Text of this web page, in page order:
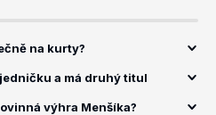
na kurty?
a má druhý titul
výhra Menšíka?